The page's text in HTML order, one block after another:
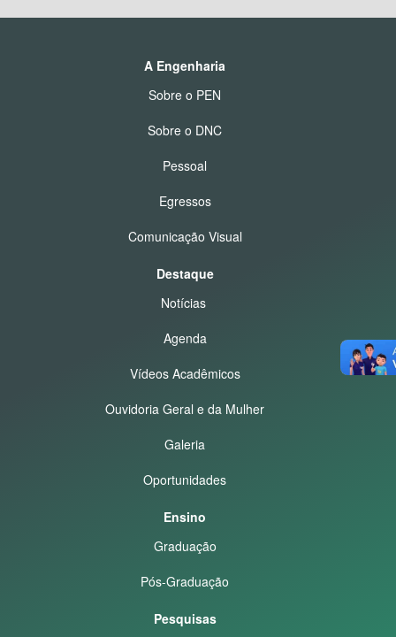
A Engenharia
Sobre o PEN
Sobre o DNC
Pessoal
Egressos
Comunicação Visual
Destaque
Notícias
Agenda
Vídeos Acadêmicos
Ouvidoria Geral e da Mulher
Galeria
Oportunidades
Ensino
Graduação
Pós-Graduação
Pesquisas